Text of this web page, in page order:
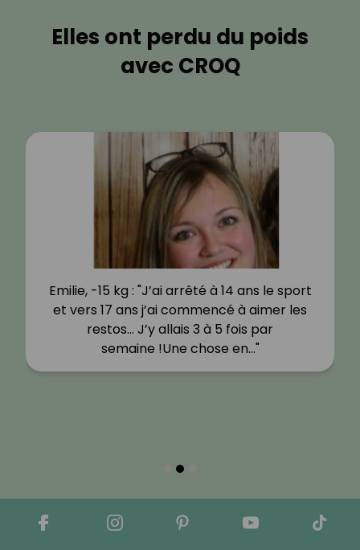
Elles ont perdu du poids
avec CROQ
Emilie, -15 kg : "J’ai arrêté à 14 ans le sport
et vers 17 ans j’ai commencé à aimer les
restos… J’y allais 3 à 5 fois par
semaine !Une chose en…"